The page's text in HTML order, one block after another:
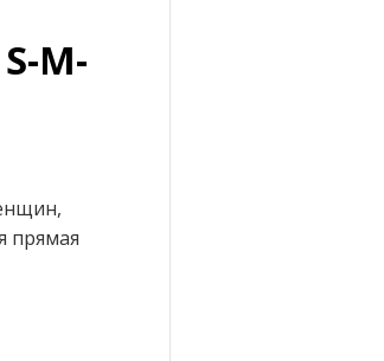
M-
прямая